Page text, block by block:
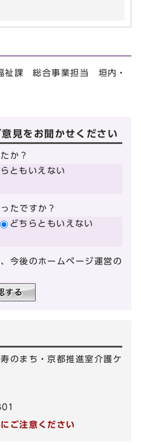
祉課 総合事業担当 垣内・
見をお聞かせください
か？
ともいえない
たですか？
どちらともいえない
今後のホームページ運営の
のまち・京都推進室介護ケ
ご注意ください